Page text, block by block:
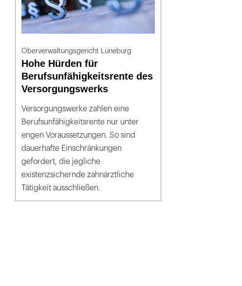
Oberverwaltungsgericht Lüneburg
Hohe Hürden für
Berufsunfähigkeitsrente des
Versorgungswerks
Versorgungswerke zahlen eine
Berufsunfähigkeitsrente nur unter
engen Voraussetzungen. So sind
dauerhafte Einschränkungen
gefordert, die jegliche
existenzsichernde zahnärztliche
Tätigkeit ausschließen.